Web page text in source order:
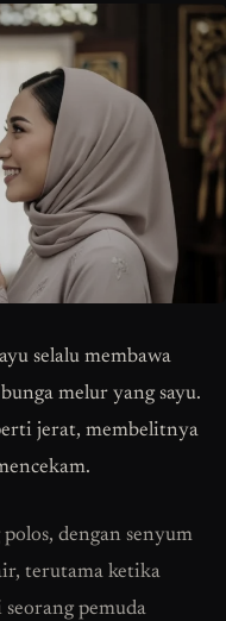
selalu membawa
melur yang sayu.
jerat, membelitnya
dengan senyum
terutama ketika
pemuda